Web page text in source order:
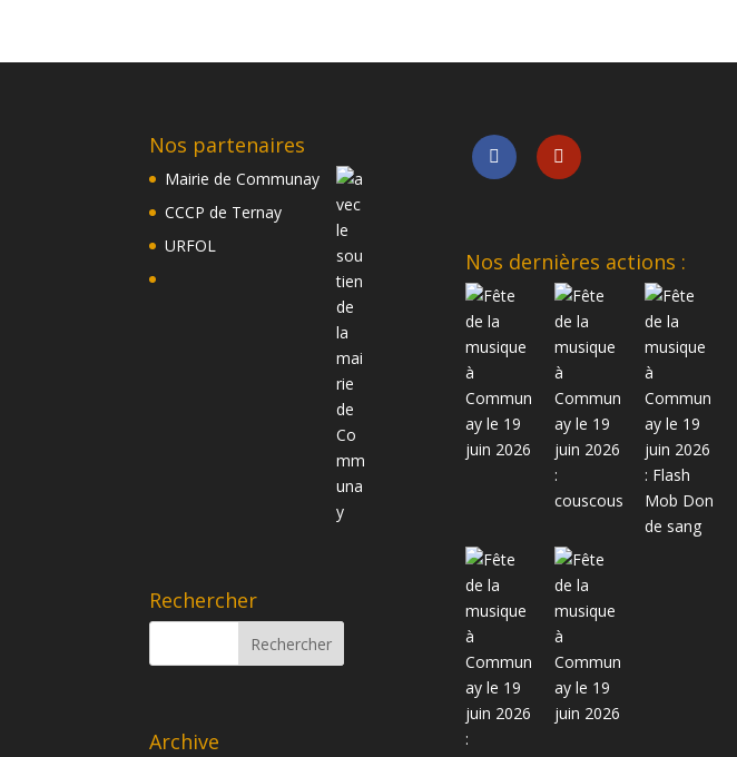
Nos partenaires
Mairie de Communay
CCCP de Ternay
URFOL
Rechercher
Archive
Nos dernières actions :